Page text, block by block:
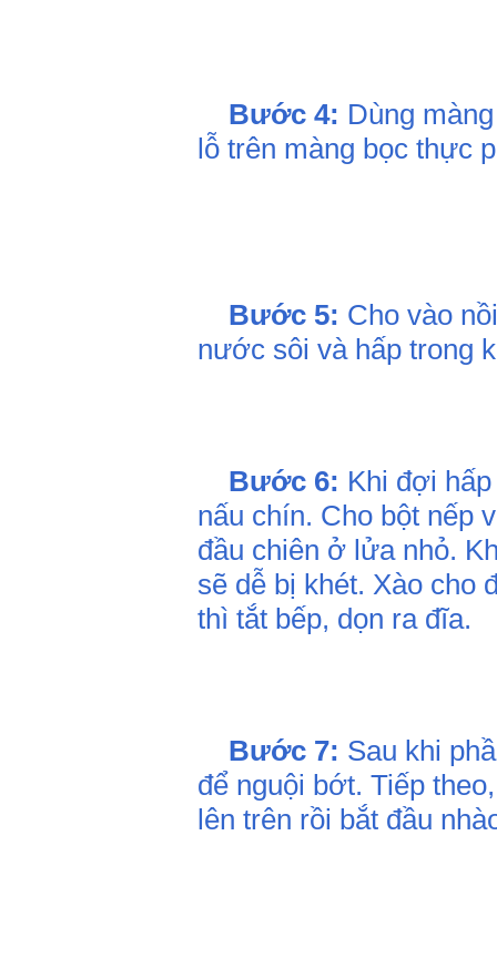
Bước 4: Dùng
lỗ trên màng bọc thực
Bước 5: Cho vào
nước sôi và hấp trong
Bước 6: Khi đợi
nấu chín. Cho bột nếp
đầu chiên ở lửa nhỏ.
sẽ dễ bị khét. Xào cho
thì tắt bếp, dọn ra đĩa.
Bước 7: Sau khi
để nguội bớt. Tiếp
lên trên rồi bắt đầu